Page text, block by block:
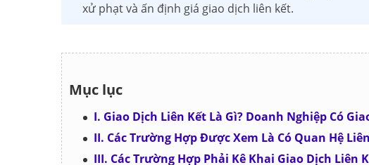
xử phạt và ấn định giá giao dịch liên kết.
Mục lục
I. Giao Dịch Liên Kết Là Gì? Doanh Nghiệp Có
II. Các Trường Hợp Được Xem Là Có Quan Hệ
III. Các Trường Hợp Phải Kê Khai Giao Dịch Liên